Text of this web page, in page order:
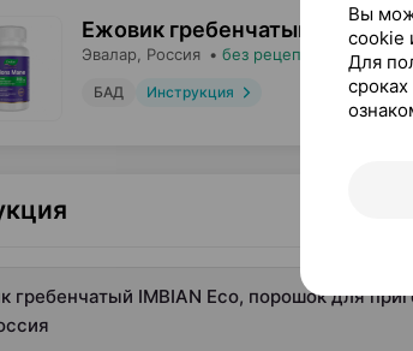
Ежовик гребенчатый Эвалар,
Эвалар , Россия • без рецепта
БАД Инструкция
гребенчатый IMBIAN Eco, порошок для
Вы
cookie
Для